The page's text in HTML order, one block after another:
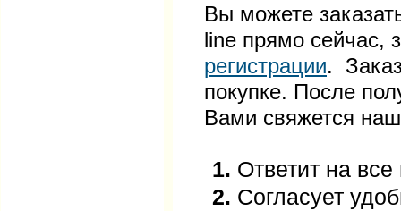
Вы можете
line прямо
регистрации.
покупке. После
Вами свяжется
1. Ответит на
2. Согласует